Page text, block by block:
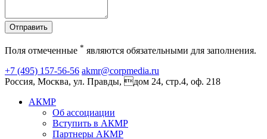
Отправить
Поля отмеченные * являются обязательными для заполнения.
+7 (495) 157-56-56 akmr@corpmedia.ru
Россия, Москва, ул. Правды, дом 24, стр.4, оф. 218
АКМР
Об ассоциации
Вступить в АКМР
Партнеры АКМР